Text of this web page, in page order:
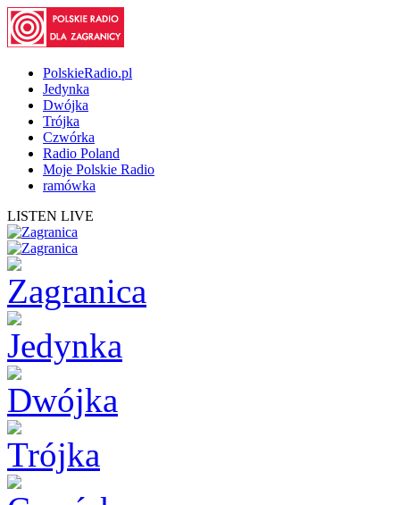
PolskieRadio.pl
Jedynka
Dwójka
Trójka
Czwórka
Radio Poland
Moje Polskie Radio
ramówka
LISTEN LIVE